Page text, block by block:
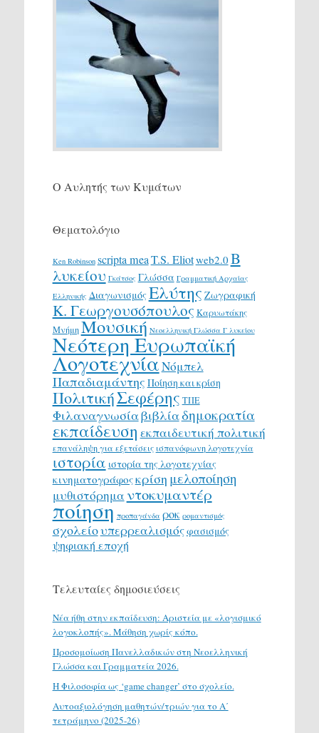
Ο Αυλητής των Κυμάτων
Θεματολόγιο
Ken Robinson scripta meaT.S. Eliotweb2.0 Β
λυκείου Γκάτσος Γλώσσα Γραμματική Αρχαίας
Ελληνικής ΔιαγωνισμόςΕλύτης Ζωγραφική
Κ. Γεωργουσόπουλος Καρυωτάκης
ΜνήμηΜουσική Νεοελληνική Γλώσσα Γ λυκείου
Νεότερη Ευρωπαϊκή
ΛογοτεχνίαΝόμπελ
Παπαδιαμάντης Ποίηση και κρίση
ΠολιτικήΣεφέρης ΤΠΕ
Φιλαναγνωσίαβιβλίαδημοκρατία
εκπαίδευση εκπαιδευτική πολιτική
επανάληψη για εξετάσεις ισπανόφωνη λογοτεχνία
ιστορία ιστορία της λογοτεχνίας
κινηματογράφοςκρίση μελοποίηση
μυθιστόρημα ντοκυμαντέρ
ποίηση προπαγάνδα ροκ ρομαντισμός
σχολείουπερρεαλισμόςφασισμός
ψηφιακή εποχή
Τελευταίες δημοσιεύσεις
Νέα ήθη στην εκπαίδευση: Αριστεία με «λογισμικό
λογοκλοπής». Μάθηση χωρίς κόπο.
Προσομοίωση Πανελλαδικών στη Νεοελληνική
Γλώσσα και Γραμματεία 2026.
H Φιλοσοφία ως ‘game changer’ στο σχολείο.
Αυτοαξιολόγηση μαθητών/τριών για το Α΄
τετράμηνο (2025-26)